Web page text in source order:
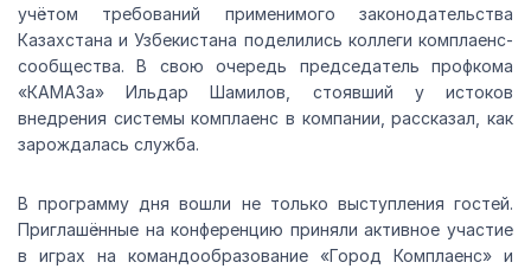
учётом требований применимого законодательства
Казахстана и Узбекистана поделились коллеги комплаенс-
сообщества. В свою очередь председатель профкома
«КАМАЗа» Ильдар Шамилов, стоявший у истоков
внедрения системы комплаенс в компании, рассказал, как
зарождалась служба.
В программу дня вошли не только выступления гостей.
Приглашённые на конференцию приняли активное участие
в играх на командообразование «Город Комплаенс» и